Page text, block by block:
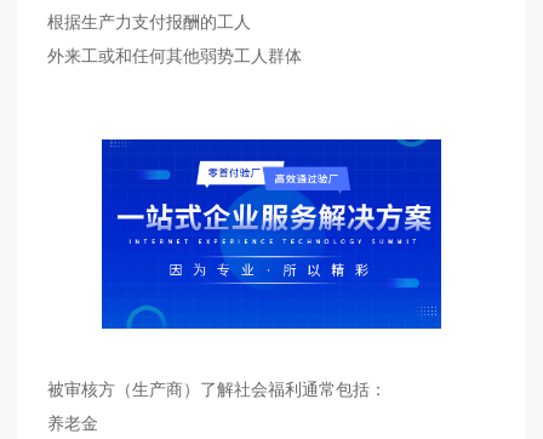
根据生产力支付报酬的工人
外来工或和任何其他弱势工人群体
被审核方（生产商）了解社会福利通常包括：
养老金